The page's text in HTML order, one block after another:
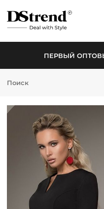
ПЕРВЫЙ
КАТАЛОГ
НОВИНКИ
PREMIUM
РАСПРОДАЖА